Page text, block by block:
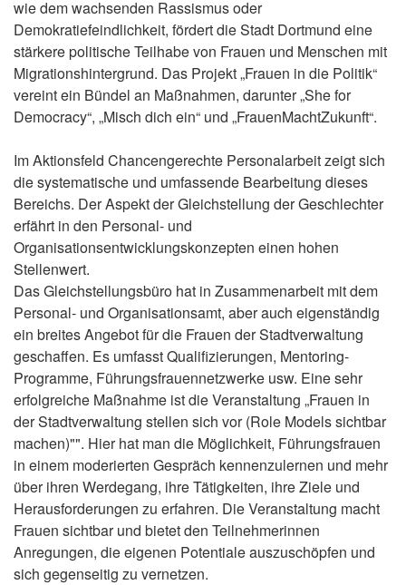
wie dem wachsenden Rassismus oder
Demokratiefeindlichkeit, fördert die Stadt Dortmund eine
stärkere politische Teilhabe von Frauen und Menschen mit
Migrationshintergrund. Das Projekt „Frauen in die Politik“
vereint ein Bündel an Maßnahmen, darunter „She for
Democracy“, „Misch dich ein“ und „FrauenMachtZukunft“.
Im Aktionsfeld Chancengerechte Personalarbeit zeigt sich
die systematische und umfassende Bearbeitung dieses
Bereichs. Der Aspekt der Gleichstellung der Geschlechter
erfährt in den Personal- und
Organisationsentwicklungskonzepten einen hohen
Stellenwert.
Das Gleichstellungsbüro hat in Zusammenarbeit mit dem
Personal- und Organisationsamt, aber auch eigenständig
ein breites Angebot für die Frauen der Stadtverwaltung
geschaffen. Es umfasst Qualifizierungen, Mentoring-
Programme, Führungsfrauennetzwerke usw. Eine sehr
erfolgreiche Maßnahme ist die Veranstaltung „Frauen in
der Stadtverwaltung stellen sich vor (Role Models sichtbar
machen)"". Hier hat man die Möglichkeit, Führungsfrauen
in einem moderierten Gespräch kennenzulernen und mehr
über ihren Werdegang, ihre Tätigkeiten, ihre Ziele und
Herausforderungen zu erfahren. Die Veranstaltung macht
Frauen sichtbar und bietet den Teilnehmerinnen
Anregungen, die eigenen Potentiale auszuschöpfen und
sich gegenseitig zu vernetzen.